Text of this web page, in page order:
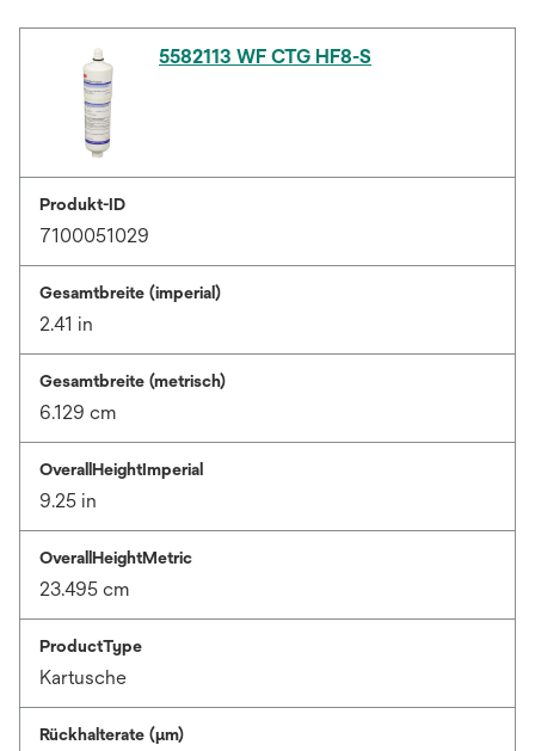
5582113 WF CTG HF8-S
Produkt-ID
7100051029
Gesamtbreite (imperial)
2.41 in
Gesamtbreite (metrisch)
6.129 cm
OverallHeightImperial
9.25 in
OverallHeightMetric
23.495 cm
ProductType
Kartusche
Rückhalterate (µm)